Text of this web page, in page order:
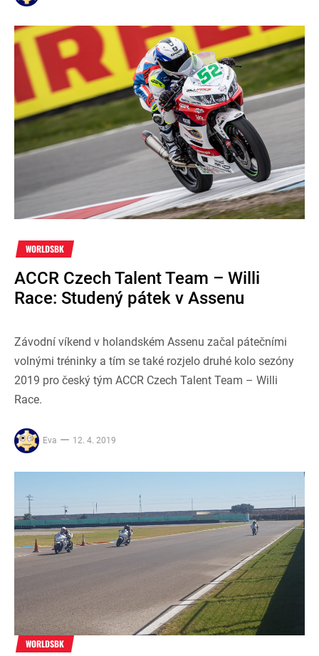
WORLDSBK
ACCR Czech Talent Team – Willi
Race: Studený pátek v Assenu
Závodní víkend v holandském Assenu začal pátečními
volnými tréninky a tím se také rozjelo druhé kolo sezóny
2019 pro český tým ACCR Czech Talent Team – Willi
Race.
Eva 12. 4. 2019
WORLDSBK